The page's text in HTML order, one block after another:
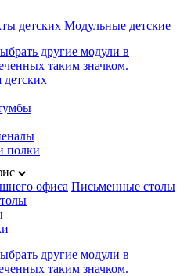
детских Модульные детские
другие модули в
таким значком.
детских
полки
офиса Письменные столы
другие модули в
таким значком.